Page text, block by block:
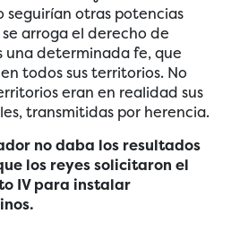
seguirían otras potencias
arroga el derecho de
una determinada fe, que
todos sus territorios. No
eran en realidad sus
transmitidas por herencia.
no daba los resultados
los reyes solicitaron el
IV para instalar